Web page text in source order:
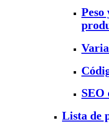
Peso
SEO
Lista de